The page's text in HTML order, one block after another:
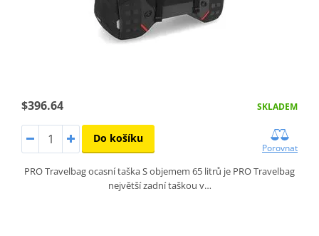
$396.64 SKLADEM
Do košíku
Porovnat
PRO Travelbag ocasní taška S objemem 65 litrů je PRO Travelbag
největší zadní taškou v…